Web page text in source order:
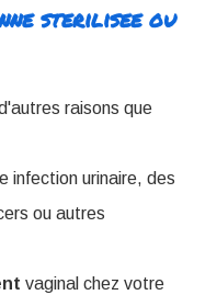
sterilisee ou
raisons que
infection urinaire, des
ou autres
vaginal chez votre